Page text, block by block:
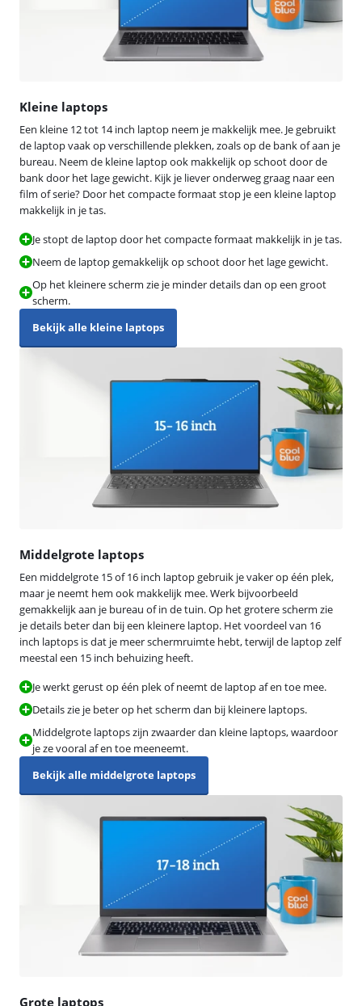
Kleine laptops
Een kleine 12 tot 14 inch laptop neem je makkelijk mee. Je gebruikt
de laptop vaak op verschillende plekken, zoals op de bank of aan je
bureau. Neem de kleine laptop ook makkelijk op schoot door de
bank door het lage gewicht. Kijk je liever onderweg graag naar een
film of serie? Door het compacte formaat stop je een kleine laptop
makkelijk in je tas.
Je stopt de laptop door het compacte formaat makkelijk in je tas.
Neem de laptop gemakkelijk op schoot door het lage gewicht.
Op het kleinere scherm zie je minder details dan op een groot
scherm.
Bekijk alle kleine laptops
Middelgrote laptops
Een middelgrote 15 of 16 inch laptop gebruik je vaker op één plek,
maar je neemt hem ook makkelijk mee. Werk bijvoorbeeld
gemakkelijk aan je bureau of in de tuin. Op het grotere scherm zie
je details beter dan bij een kleinere laptop. Het voordeel van 16
inch laptops is dat je meer schermruimte hebt, terwijl de laptop zelf
meestal een 15 inch behuizing heeft.
Je werkt gerust op één plek of neemt de laptop af en toe mee.
Details zie je beter op het scherm dan bij kleinere laptops.
Middelgrote laptops zijn zwaarder dan kleine laptops, waardoor
je ze vooral af en toe meeneemt.
Bekijk alle middelgrote laptops
Grote laptops